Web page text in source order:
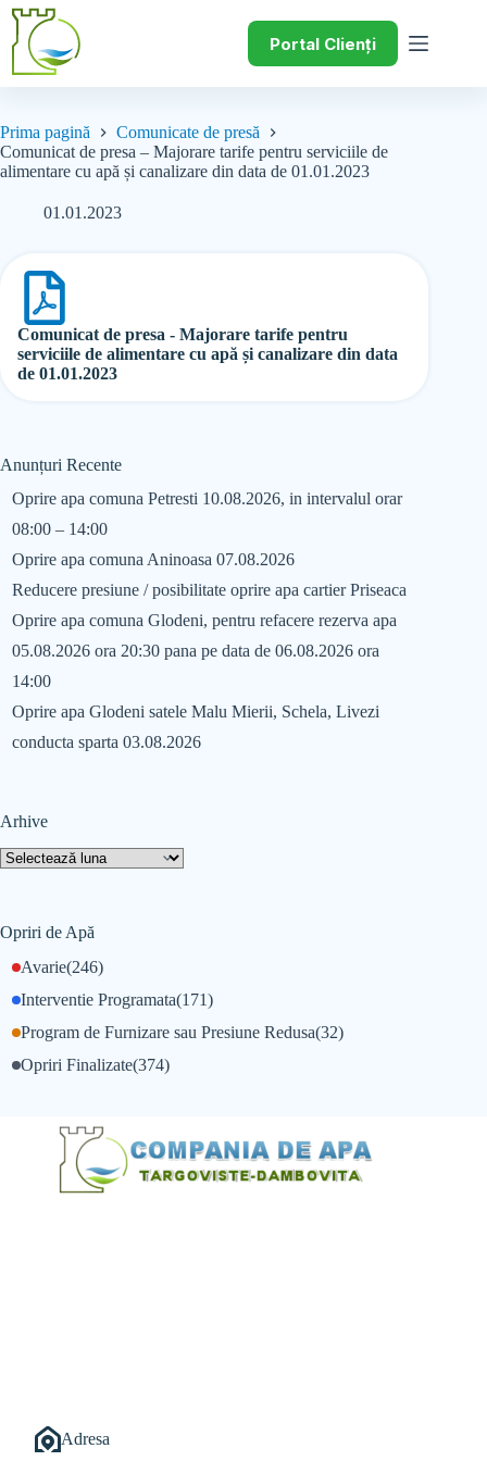
Portal Clienți
Prima pagină
Comunicate de presă
Comunicat de presa – Majorare tarife pentru serviciile de
alimentare cu apă și canalizare din data de 01.01.2023
01.01.2023
Comunicat de presa - Majorare tarife pentru
serviciile de alimentare cu apă și canalizare din data
de 01.01.2023
Anunțuri Recente
Oprire apa comuna Petresti 10.08.2026, in intervalul orar
08:00 – 14:00
Oprire apa comuna Aninoasa 07.08.2026
Reducere presiune / posibilitate oprire apa cartier Priseaca
Oprire apa comuna Glodeni, pentru refacere rezerva apa
05.08.2026 ora 20:30 pana pe data de 06.08.2026 ora
14:00
Oprire apa Glodeni satele Malu Mierii, Schela, Livezi
conducta sparta 03.08.2026
Arhive
Opriri de Apă
Avarie(246)
Interventie Programata(171)
Opriri Finalizate(374)
Program de Furnizare sau Presiune Redusa(32)
Adresa